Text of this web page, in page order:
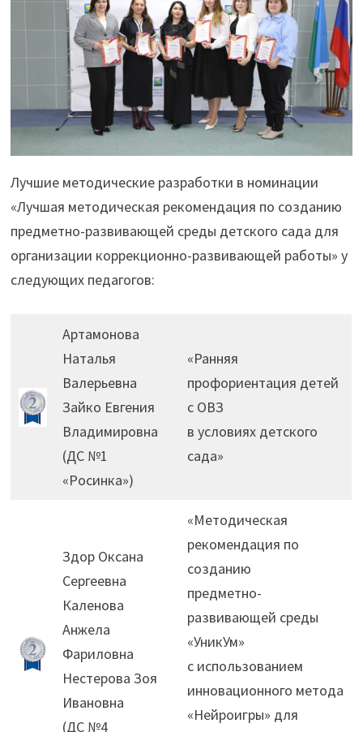
Лучшие методические разработки в номинации
«Лучшая методическая рекомендация по созданию
предметно-развивающей среды детского сада для
организации коррекционно-развивающей работы» у
следующих педагогов:
Артамонова
Наталья
Валерьевна
Зайко Евгения
Владимировна
(ДС №1
«Росинка»)
«Ранняя
профориентация детей
с ОВЗ
в условиях детского
сада»
Здор Оксана
Сергеевна
Каленова
Анжела
Фариловна
Нестерова Зоя
Ивановна
(ДС №4
«Методическая
рекомендация по
созданию
предметно-
развивающей среды
«УникУм»
с использованием
инновационного метода
«Нейроигры» для